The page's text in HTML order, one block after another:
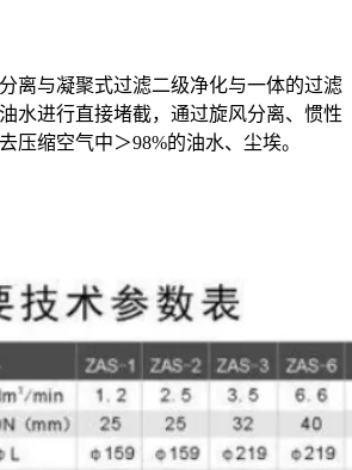
离与凝聚式过滤二级净化与一体的过滤
水进行直接堵截，通过旋风分离、惯性
压缩空气中＞98%的油水、尘埃。